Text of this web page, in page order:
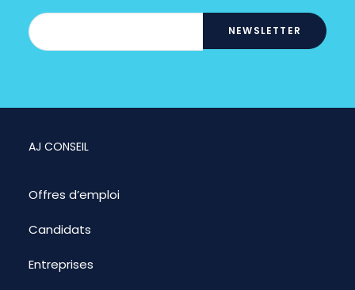
AJ CONSEIL
Offres d’emploi
Candidats
Entreprises